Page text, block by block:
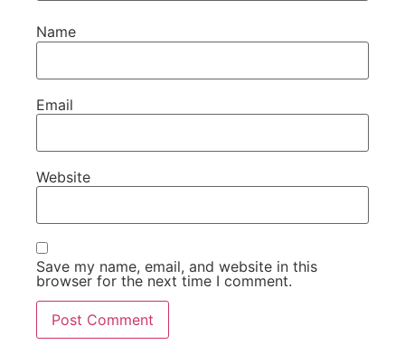
Name
Email
Website
Save my name, email, and website in this
browser for the next time I comment.